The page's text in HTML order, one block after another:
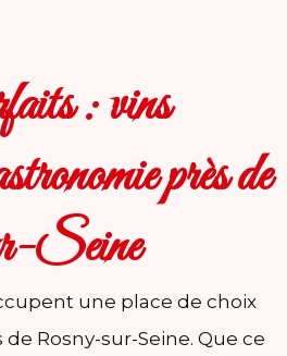
: vins
près de
Seine
une place de choix
de Rosny-sur-Seine. Que ce